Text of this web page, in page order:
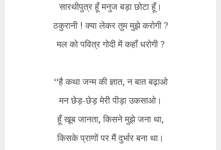
सारथीपुत्र हूँ मनुज बड़ा छोटा हूँ।
ठकुरानी ! क्या लेकर तुम मुझे करोगी ?
मल को पवित्र गोदी में कहाँ धरोगी ?
‘‘है कथा जन्म की ज्ञात, न बात बढ़ाओ
मन छेड़-छेड़ मेरी पीड़ा उकसाओ।
हूँ खूब जानता, किसने मुझे जना था,
किसके प्राणों पर मैं दुर्भार बना था।